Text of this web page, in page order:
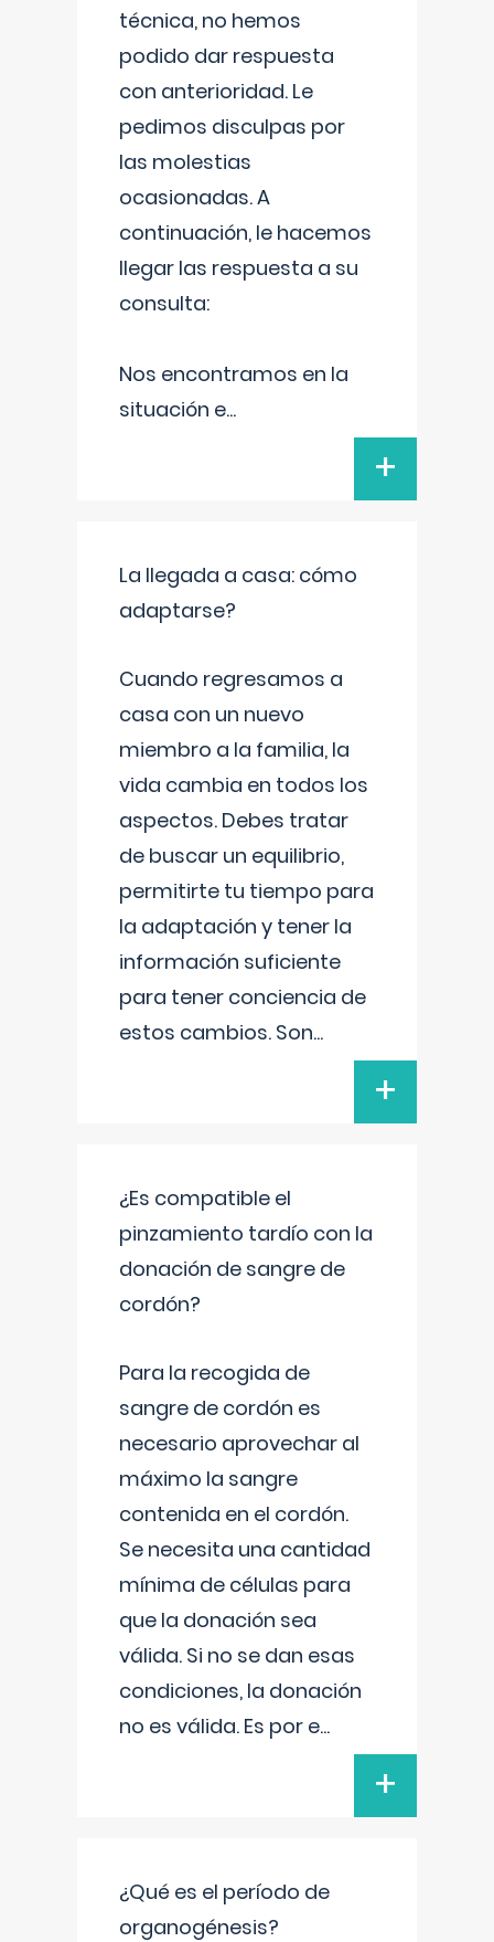
técnica, no hemos
podido dar respuesta
con anterioridad. Le
pedimos disculpas por
las molestias
ocasionadas. A
continuación, le hacemos
llegar las respuesta a su
consulta:
Nos encontramos en la
situación e...
+
La llegada a casa: cómo
adaptarse?
Cuando regresamos a
casa con un nuevo
miembro a la familia, la
vida cambia en todos los
aspectos. Debes tratar
de buscar un equilibrio,
permitirte tu tiempo para
la adaptación y tener la
información suficiente
para tener conciencia de
estos cambios. Son...
+
¿Es compatible el
pinzamiento tardío con la
donación de sangre de
cordón?
Para la recogida de
sangre de cordón es
necesario aprovechar al
máximo la sangre
contenida en el cordón.
Se necesita una cantidad
mínima de células para
que la donación sea
válida. Si no se dan esas
condiciones, la donación
no es válida. Es por e...
+
¿Qué es el período de
organogénesis?